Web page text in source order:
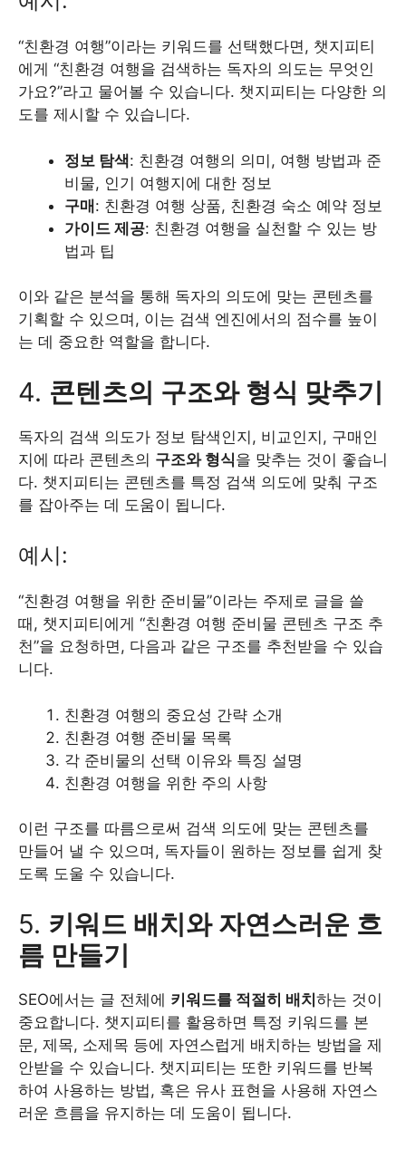
“친환경 여행”이라는 키워드를 선택했다면, 챗지피티
에게 “친환경 여행을 검색하는 독자의 의도는 무엇인
가요?”라고 물어볼 수 있습니다. 챗지피티는 다양한 의
도를 제시할 수 있습니다.
정보 탐색: 친환경 여행의 의미, 여행 방법과 준
비물, 인기 여행지에 대한 정보
구매: 친환경 여행 상품, 친환경 숙소 예약 정보
가이드 제공: 친환경 여행을 실천할 수 있는 방
법과 팁
이와 같은 분석을 통해 독자의 의도에 맞는 콘텐츠를
기획할 수 있으며, 이는 검색 엔진에서의 점수를 높이
는 데 중요한 역할을 합니다.
4. 콘텐츠의 구조와 형식 맞추기
독자의 검색 의도가 정보 탐색인지, 비교인지, 구매인
지에 따라 콘텐츠의 구조와 형식을 맞추는 것이 좋습니
다. 챗지피티는 콘텐츠를 특정 검색 의도에 맞춰 구조
를 잡아주는 데 도움이 됩니다.
예시:
“친환경 여행을 위한 준비물”이라는 주제로 글을 쓸
때, 챗지피티에게 “친환경 여행 준비물 콘텐츠 구조 추
천”을 요청하면, 다음과 같은 구조를 추천받을 수 있습
니다.
친환경 여행의 중요성 간략 소개
친환경 여행 준비물 목록
각 준비물의 선택 이유와 특징 설명
친환경 여행을 위한 주의 사항
이런 구조를 따름으로써 검색 의도에 맞는 콘텐츠를
만들어 낼 수 있으며, 독자들이 원하는 정보를 쉽게 찾
도록 도울 수 있습니다.
5. 키워드 배치와 자연스러운 흐
름 만들기
SEO에서는 글 전체에 키워드를 적절히 배치하는 것이
중요합니다. 챗지피티를 활용하면 특정 키워드를 본
문, 제목, 소제목 등에 자연스럽게 배치하는 방법을 제
안받을 수 있습니다. 챗지피티는 또한 키워드를 반복
하여 사용하는 방법, 혹은 유사 표현을 사용해 자연스
러운 흐름을 유지하는 데 도움이 됩니다.